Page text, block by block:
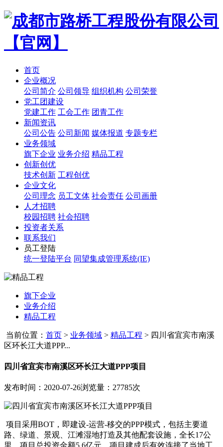
首页
企业概况
公司简介 公司领导 组织机构 公司荣誉
党工团建设
党建工作 工会工作 团青工作
新闻资讯
公司公告 公司新闻 媒体报道 专题专栏
业务领域
旗下企业 业务介绍 精品工程
创新创优
技术创新 工程创优
企业文化
公司理念 员工文体 社会责任 公司画册
人才招聘
校园招聘 社会招聘
投资者关系
联系我们
员工登陆
统一登陆平台 同望集成管理系统(IE)
旗下企业
业务介绍
精品工程
当前位置： 首页 > 业务领域 > 精品工程 > 四川省宜宾市南溪
区环长江大道PPP...
四川省宜宾市南溪区环长江大道PPP项目
发布时间：2020-07-26浏览量：27785次
项目采用BOT，即建设-运营-移交的PPP模式，包括主要道
路、绿道、景观、江滩湿地打造及其他配套设施，全长17公